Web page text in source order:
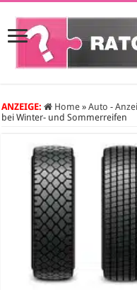
ANZEIGE: Home » Auto -
bei Winter- und Sommerreifen